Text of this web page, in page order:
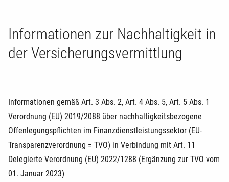
Informationen zur Nachhaltigkeit in
der Versicherungsvermittlung
Informationen gemäß Art. 3 Abs. 2, Art. 4 Abs. 5, Art. 5 Abs. 1
Verordnung (EU) 2019/2088 über nachhaltigkeitsbezogene
Offenlegungspflichten im Finanzdienstleistungssektor (EU-
Transparenzverordnung = TVO) in Verbindung mit Art. 11
Delegierte Verordnung (EU) 2022/1288 (Ergänzung zur TVO vom
01. Januar 2023)